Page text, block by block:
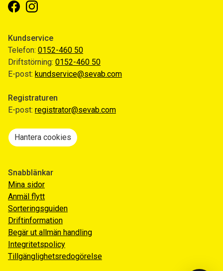
FacebookInstagram
Kundservice
Telefon: 0152-460 50
Driftstörning: 0152-460 50
E-post: kundservice@sevab.com
Registraturen
E-post: registrator@sevab.com
Hantera cookies
Snabblänkar
Mina sidor
Anmäl flytt
Sorteringsguiden
Driftinformation
Begär ut allmän handling
Integritetspolicy
Tillgänglighetsredogörelse